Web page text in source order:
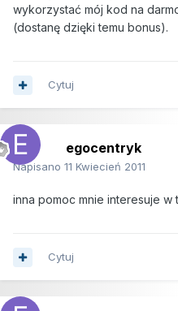
wykorzystać mój kod na
(dostanę dzięki temu bonus).
Cytuj
egocentryk
Napisano 11 Kwiecień 2011
inna pomoc mnie interesuje w
Cytuj